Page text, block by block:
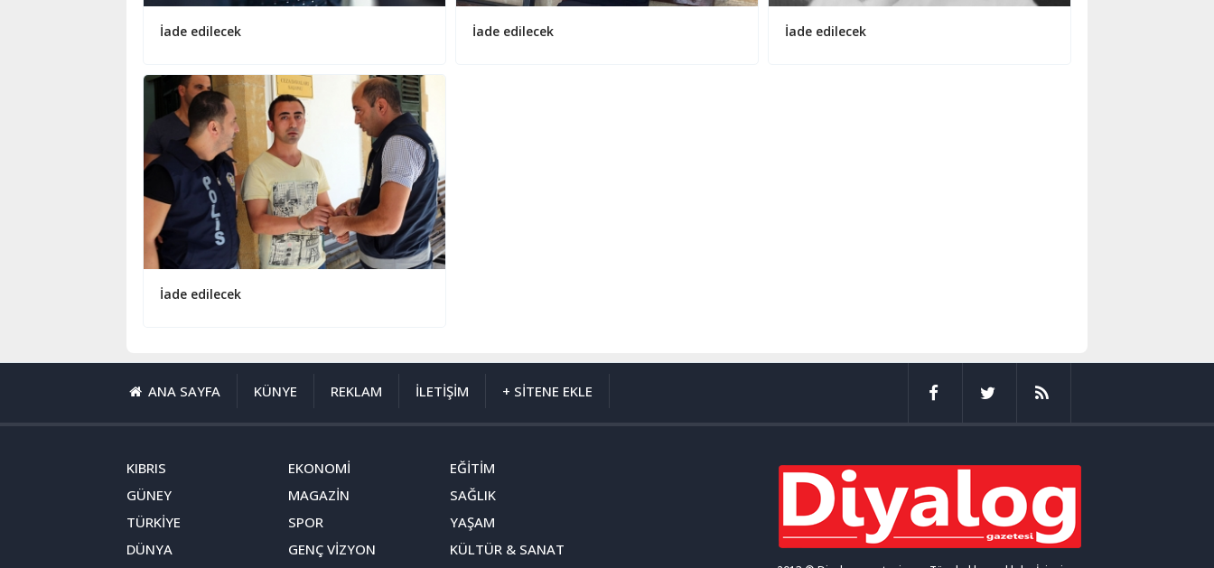
İade edilecek İade edilecek İade edilecek
İade edilecek
ANA SAYFA KÜNYE REKLAM İLETİŞİM + SİTENE EKLE
KIBRIS
GÜNEY
TÜRKİYE
DÜNYA
EKONOMİ
MAGAZİN
SPOR
GENÇ VİZYON
EĞİTİM
SAĞLIK
YAŞAM
KÜLTÜR & SANAT